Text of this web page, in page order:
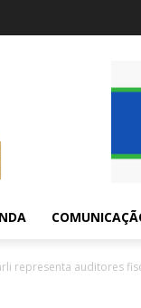
representa auditores